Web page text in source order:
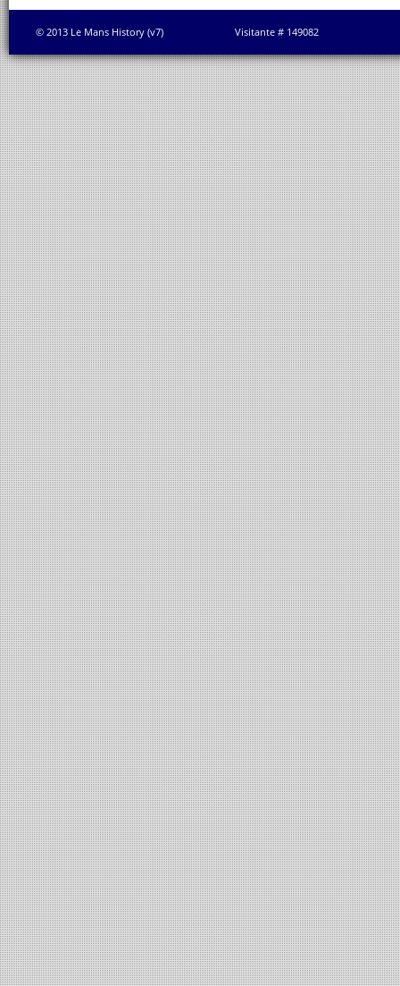
© 2013 Le Mans History (v7) Visitante # 149082